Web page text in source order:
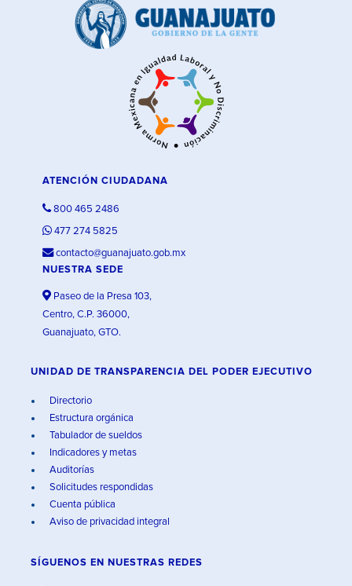
ATENCIÓN CIUDADANA
800 465 2486
477 274 5825
contacto@guanajuato.gob.mx
NUESTRA SEDE
Paseo de la Presa 103,
Centro, C.P. 36000,
Guanajuato, GTO.
UNIDAD DE TRANSPARENCIA DEL PODER EJECUTIVO
Directorio
Estructura orgánica
Tabulador de sueldos
Indicadores y metas
Auditorías
Solicitudes respondidas
Cuenta pública
Aviso de privacidad integral
SÍGUENOS EN NUESTRAS REDES